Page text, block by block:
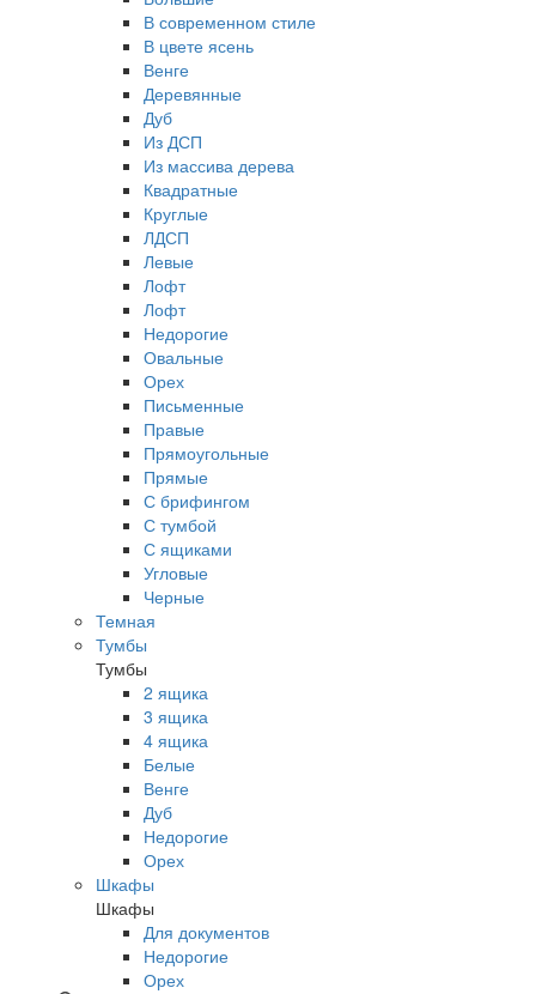
В современном стиле
В цвете ясень
Венге
Деревянные
Дуб
Из ДСП
Из массива дерева
Квадратные
Круглые
ЛДСП
Левые
Лофт
Лофт
Недорогие
Овальные
Орех
Письменные
Правые
Прямоугольные
Прямые
С брифингом
С тумбой
С ящиками
Угловые
Черные
Темная
Тумбы
Тумбы
2 ящика
3 ящика
4 ящика
Белые
Венге
Дуб
Недорогие
Орех
Шкафы
Шкафы
Для документов
Недорогие
Орех